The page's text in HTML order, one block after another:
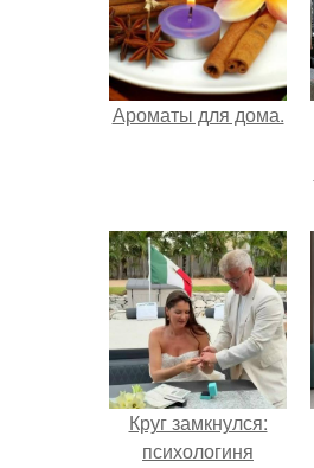
Ароматы для дома.
Круг замкнулся:
психологиня